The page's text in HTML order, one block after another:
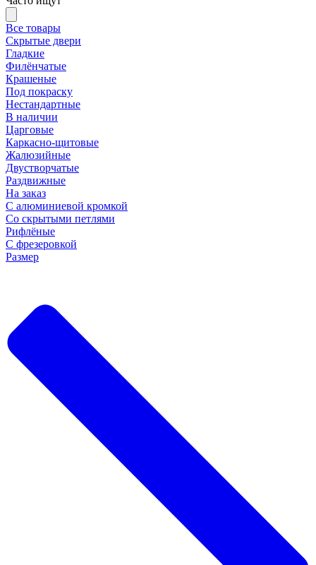
Все товары
Скрытые двери
Гладкие
Филёнчатые
Крашеные
Под покраску
Нестандартные
В наличии
Царговые
Каркасно-щитовые
Жалюзийные
Двустворчатые
Раздвижные
На заказ
С алюминиевой кромкой
Со скрытыми петлями
Рифлёные
С фрезеровкой
Размер